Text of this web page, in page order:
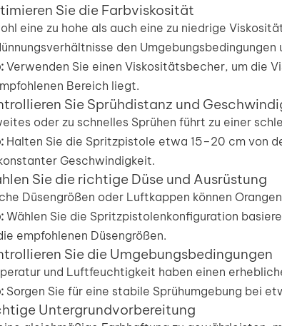
Sie die Farbviskosität
eine zu hohe als auch eine zu niedrige
den Umgebungsbedingungen
Verwenden Sie einen Viskositätsbecher, um die
Bereich liegt.
Sie Sprühdistanz und
oder zu schnelles Sprühen führt zu einer
Halten Sie die Spritzpistole etwa 15–20 cm von
Geschwindigkeit.
Sie die richtige Düse und Ausrüstung
Düsengrößen oder Luftkappen können
Wählen Sie die Spritzpistolenkonfiguration
empfohlenen Düsengrößen.
Sie die Umgebungsbedingungen
und Luftfeuchtigkeit haben einen
Sorgen Sie für eine stabile Sprühumgebung bei
Untergrundvorbereitung